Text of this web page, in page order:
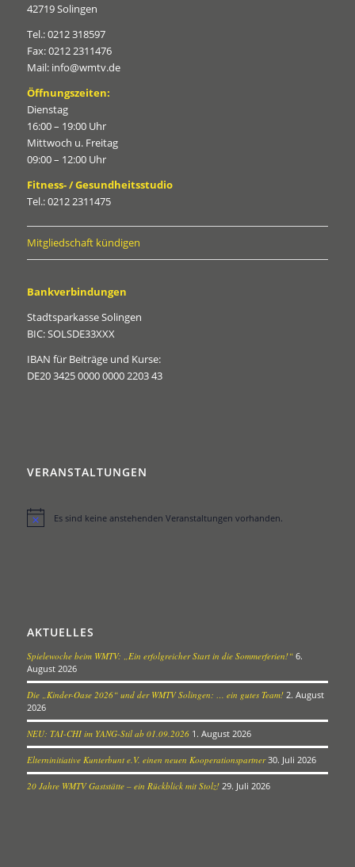
42719 Solingen
Tel.: 0212 318597
Fax: 0212 2311476
Mail: info@wmtv.de
Öffnungszeiten:
Dienstag
16:00 – 19:00 Uhr
Mittwoch u. Freitag
09:00 – 12:00 Uhr
Fitness- / Gesundheitsstudio
Tel.: 0212 2311475
Mitgliedschaft kündigen
Bankverbindungen
Stadtsparkasse Solingen
BIC: SOLSDE33XXX
IBAN für Beiträge und Kurse:
DE20 3425 0000 0000 2203 43
VERANSTALTUNGEN
HinweisEs sind keine anstehenden Veranstaltungen vorhanden.
AKTUELLES
Spielewoche beim WMTV: „Ein erfolgreicher Start in die Sommerferien!“ 6.
August 2026
Die „Kinder-Oase 2026“ und der WMTV Solingen: … ein gutes Team! 2. August
2026
NEU: TAI-CHI im YANG-Stil ab 01.09.2026 1. August 2026
Elterninitiative Kunterbunt e.V. einen neuen Kooperationspartner 30. Juli 2026
20 Jahre WMTV Gaststätte – ein Rückblick mit Stolz! 29. Juli 2026